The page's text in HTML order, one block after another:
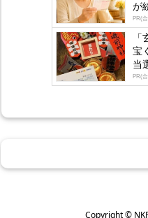
が
PR(
宝
当
PR(
Copyright ©